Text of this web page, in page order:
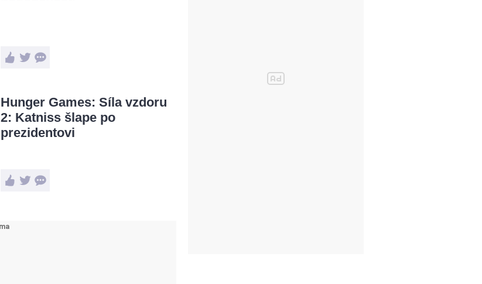
Hunger Games: Síla vzdoru
2: Katniss šlape po
prezidentovi